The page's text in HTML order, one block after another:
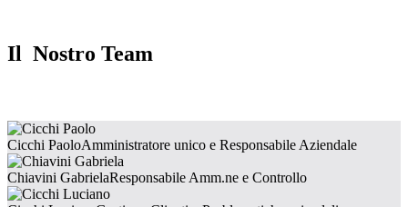
Il Nostro Team
Cicchi PaoloAmministratore unico e Responsabile Aziendale
Chiavini GabrielaResponsabile Amm.ne e Controllo